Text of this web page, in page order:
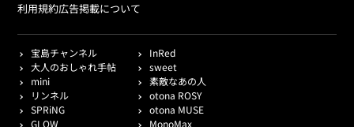
利用規約広告掲載について
宝島チャンネル
InRed
大人のおしゃれ手帖
sweet
mini
素敵なあの人
リンネル
otona ROSY
SPRiNG
otona MUSE
GLOW
MonoMax